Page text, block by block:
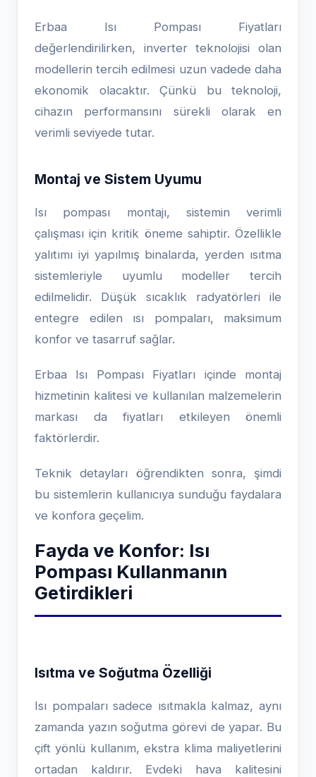
Erbaa Isı Pompası Fiyatları
değerlendirilirken, inverter teknolojisi olan
modellerin tercih edilmesi uzun vadede daha
ekonomik olacaktır. Çünkü bu teknoloji,
cihazın performansını sürekli olarak en
verimli seviyede tutar.
Montaj ve Sistem Uyumu
Isı pompası montajı, sistemin verimli
çalışması için kritik öneme sahiptir. Özellikle
yalıtımı iyi yapılmış binalarda, yerden ısıtma
sistemleriyle uyumlu modeller tercih
edilmelidir. Düşük sıcaklık radyatörleri ile
entegre edilen ısı pompaları, maksimum
konfor ve tasarruf sağlar.
Erbaa Isı Pompası Fiyatları içinde montaj
hizmetinin kalitesi ve kullanılan malzemelerin
markası da fiyatları etkileyen önemli
faktörlerdir.
Teknik detayları öğrendikten sonra, şimdi
bu sistemlerin kullanıcıya sunduğu faydalara
ve konfora geçelim.
Fayda ve Konfor: Isı
Pompası Kullanmanın
Getirdikleri
Isıtma ve Soğutma Özelliği
Isı pompaları sadece ısıtmakla kalmaz, aynı
zamanda yazın soğutma görevi de yapar. Bu
çift yönlü kullanım, ekstra klima maliyetlerini
ortadan kaldırır. Evdeki hava kalitesini